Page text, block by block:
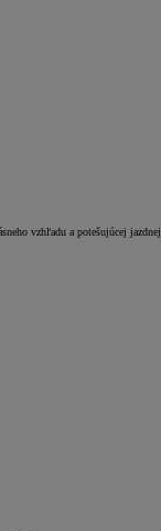
vzhľadu a potešujúcej